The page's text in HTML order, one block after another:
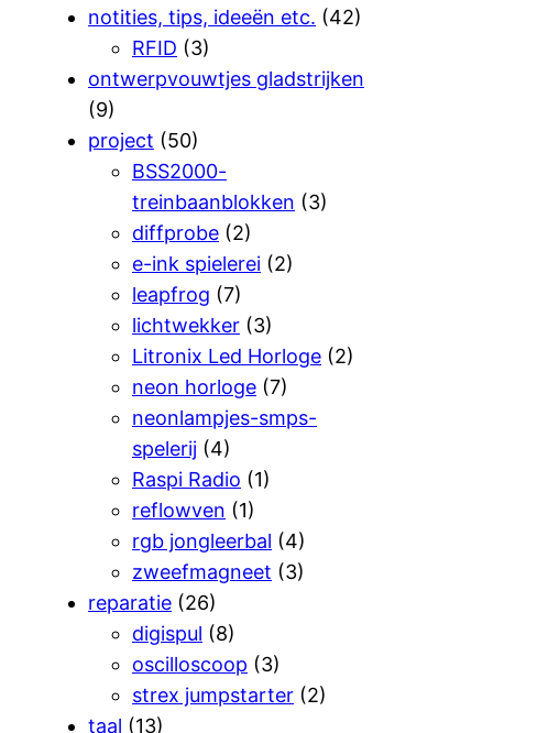
notities, tips, ideeën etc. (42)
RFID (3)
ontwerpvouwtjes gladstrijken
(9)
project (50)
BSS2000-
treinbaanblokken (3)
diffprobe (2)
e-ink spielerei (2)
leapfrog (7)
lichtwekker (3)
Litronix Led Horloge (2)
neon horloge (7)
neonlampjes-smps-
spelerij (4)
Raspi Radio (1)
reflowven (1)
rgb jongleerbal (4)
zweefmagneet (3)
reparatie (26)
digispul (8)
oscilloscoop (3)
strex jumpstarter (2)
taal (13)